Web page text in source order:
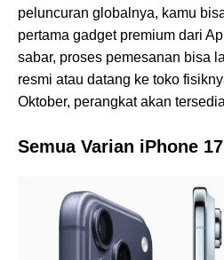
peluncuran globalnya, kamu
pertama gadget premium dari
sabar, proses pemesanan bisa
resmi atau datang ke toko
Oktober, perangkat akan
Semua Varian iPhone